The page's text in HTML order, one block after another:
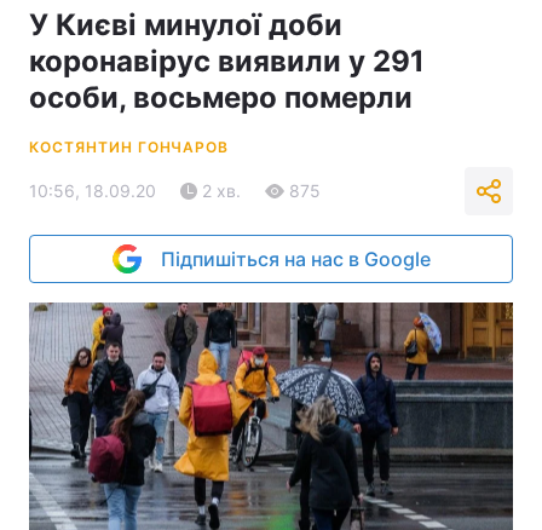
У Києві минулої доби
коронавірус виявили у 291
особи, восьмеро померли
КОСТЯНТИН ГОНЧАРОВ
10:56, 18.09.20 2 хв. 875
Підпишіться на нас в Google